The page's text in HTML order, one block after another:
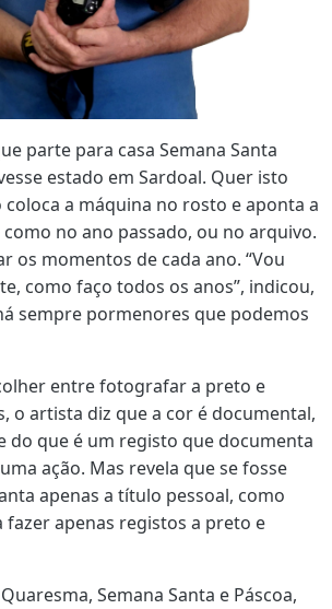
parte para casa Semana Santa
estado em Sardoal. Quer isto
a máquina no rosto e aponta a
no ano passado, ou no arquivo.
os momentos de cada ano. “Vou
como faço todos os anos”, indicou,
sempre pormenores que podemos
entre fotografar a preto e
o artista diz que a cor é documental,
do que é um registo que documenta
ação. Mas revela que se fosse
apenas a título pessoal, como
fazer apenas registos a preto e
Semana Santa e Páscoa,